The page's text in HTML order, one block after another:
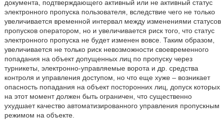
документа, подтверждающего активный или не активный статус
электронного пропуска пользователя, вследствие чего не только
увеличивается временной интервал между изменениями статусов
пропусков оператором, но и увеличивается риск того, что статус
электронного пропуска не будет изменен вовсе. Таким образом,
увеличивается не только риск невозможности своевременного
попадания на объект допущенных лиц по пропуску через
турникеты, электронно-управляемые ворота и др. средства
контроля и управления доступом, но что еще хуже – возникает
опасность попадания на объект посторонних лиц, допуск которых
на этот момент должен быть ограничен, что существенно
ухудшает качество автоматизированного управления пропускным
режимом на объекте.